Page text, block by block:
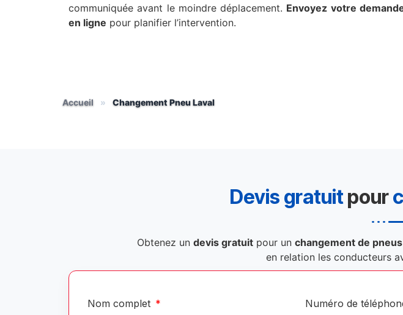
communiquée avant le moindre déplacement. Envoyez votre
en ligne pour planifier l’intervention.
Accueil » Changement Pneu Laval
Devis gratuitpour
Obtenez un devis gratuitpour un changement de pneus
en relation les conducteurs
Nom complet Numéro de